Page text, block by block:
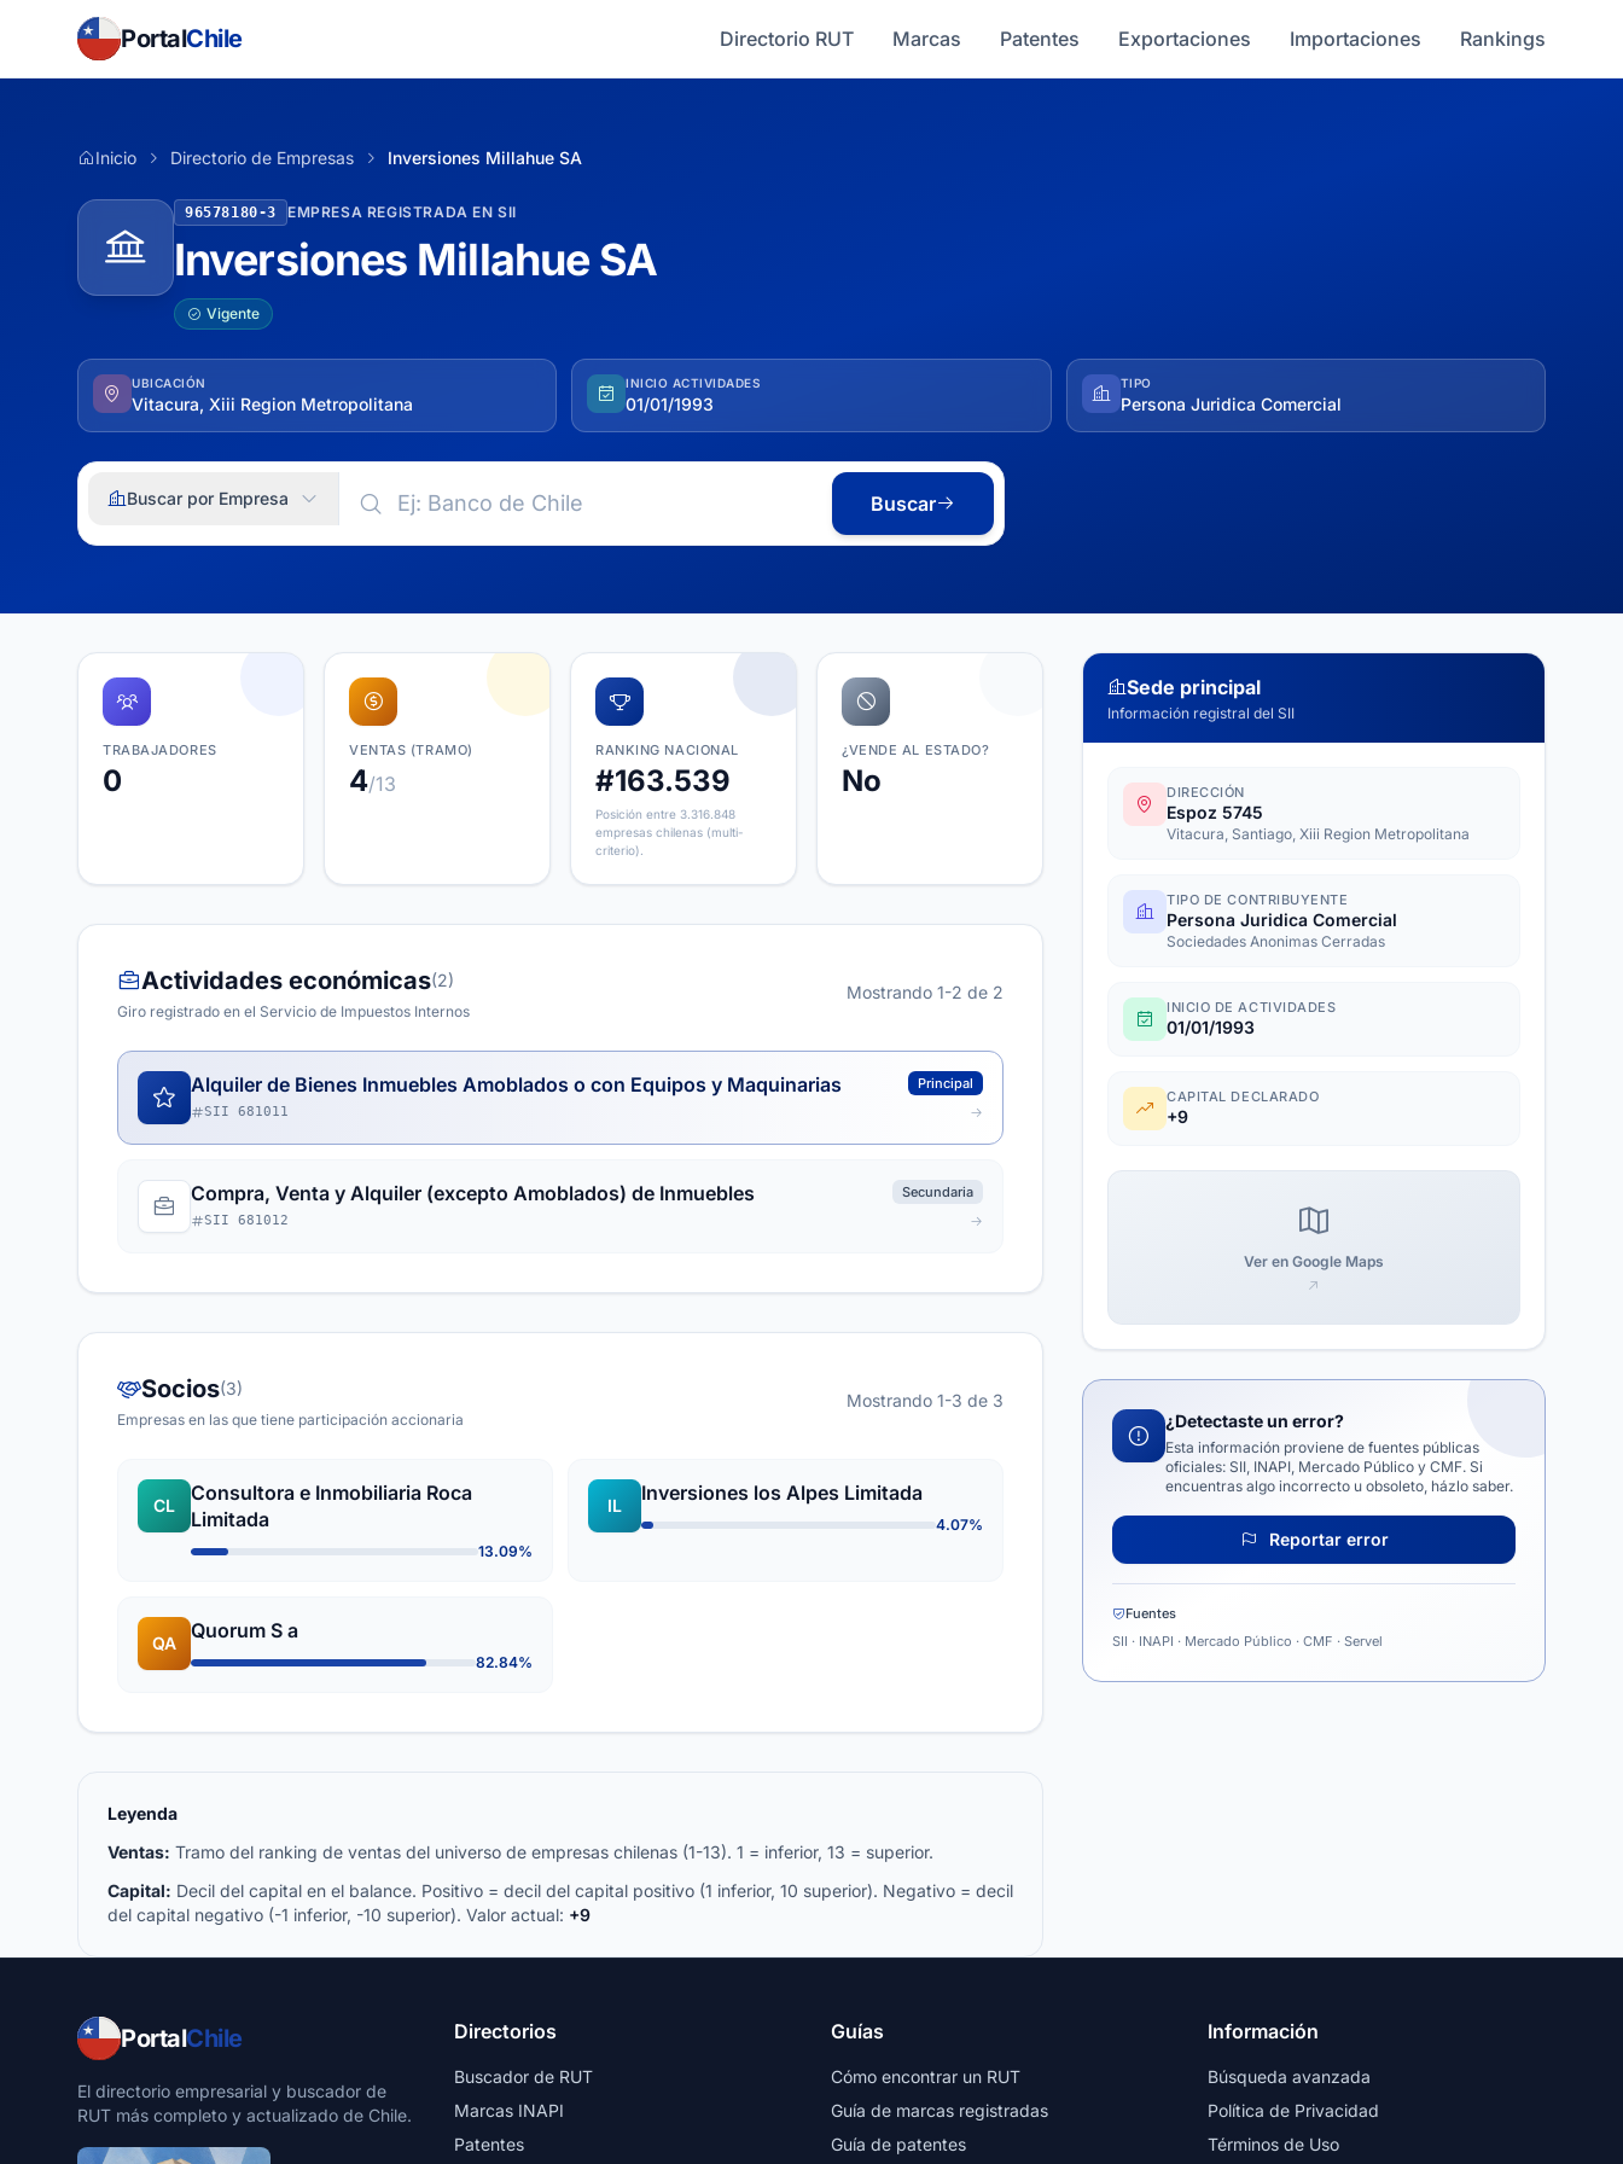
PortalChile Directorio RUT Marcas Patentes Exportaciones Importaciones Rankings
Inicio Directorio de Empresas Inversiones Millahue SA
96578180-3 EMPRESA REGISTRADA EN SII
Inversiones Millahue SA
Vigente
UBICACIÓN
Vitacura, Xiii Region Metropolitana
INICIO ACTIVIDADES
01/01/1993
TIPO
Persona Juridica Comercial
Buscar por Empresa Buscar
TRABAJADORES
0
VENTAS (TRAMO)
4/13
RANKING NACIONAL
#163.539
Posición entre 3.316.848
empresas chilenas (multi-
criterio).
¿VENDE AL ESTADO?
No
Actividades económicas(2)
Giro registrado en el Servicio de Impuestos Internos
Mostrando 1-2 de 2
Alquiler de Bienes Inmuebles Amoblados o con Equipos y Maquinarias Principal
SII 681011
Compra, Venta y Alquiler (excepto Amoblados) de Inmuebles Secundaria
SII 681012
Socios(3)
Empresas en las que tiene participación accionaria
Mostrando 1-3 de 3
CL
Consultora e Inmobiliaria Roca
Limitada
13.09%
IL
Inversiones los Alpes Limitada
4.07%
QA
Quorum S a
82.84%
Leyenda
Ventas: Tramo del ranking de ventas del universo de empresas chilenas (1-13). 1 = inferior, 13 = superior.
Capital: Decil del capital en el balance. Positivo = decil del capital positivo (1 inferior, 10 superior). Negativo = decil
del capital negativo (-1 inferior, -10 superior). Valor actual: +9
Sede principal
Información registral del SII
DIRECCIÓN
Espoz 5745
Vitacura, Santiago, Xiii Region Metropolitana
TIPO DE CONTRIBUYENTE
Persona Juridica Comercial
Sociedades Anonimas Cerradas
INICIO DE ACTIVIDADES
01/01/1993
CAPITAL DECLARADO
+9
Ver en Google Maps
¿Detectaste un error?
Esta información proviene de fuentes públicas
oficiales: SII, INAPI, Mercado Público y CMF. Si
encuentras algo incorrecto u obsoleto, házlo saber.
Reportar error
Fuentes
SII · INAPI · Mercado Público · CMF · Servel
PortalChile
El directorio empresarial y buscador de
RUT más completo y actualizado de Chile.
Directorios
Buscador de RUT
Marcas INAPI
Patentes
Guías
Cómo encontrar un RUT
Guía de marcas registradas
Guía de patentes
Información
Búsqueda avanzada
Política de Privacidad
Términos de Uso